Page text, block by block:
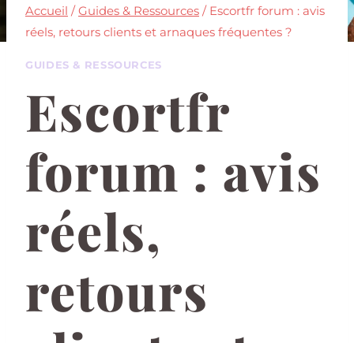
Accueil / Guides & Ressources / Escortfr forum : avis
réels, retours clients et arnaques fréquentes ?
GUIDES & RESSOURCES
Escortfr
forum : avis
réels,
retours